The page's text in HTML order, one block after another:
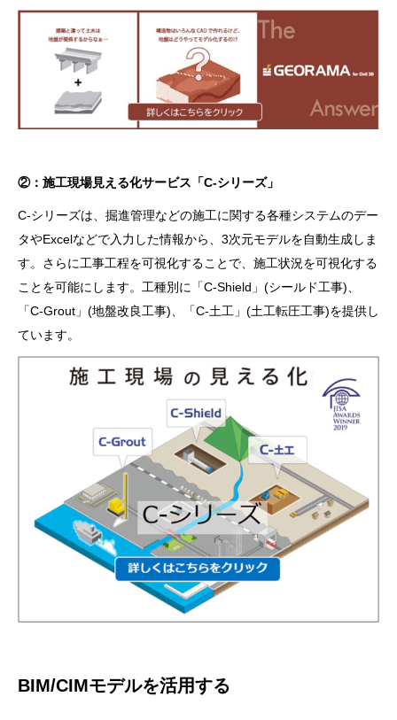
②：施工現場見える化サービス「C-シリーズ」
C-シリーズは、掘進管理などの施工に関する各種システムのデー
タやExcelなどで入力した情報から、3次元モデルを自動生成しま
す。さらに工事工程を可視化することで、施工状況を可視化する
ことを可能にします。工種別に「C-Shield」(シールド工事)、
「C-Grout」(地盤改良工事)、「C-土工」(土工転圧工事)を提供し
ています。
BIM/CIMモデルを活用する